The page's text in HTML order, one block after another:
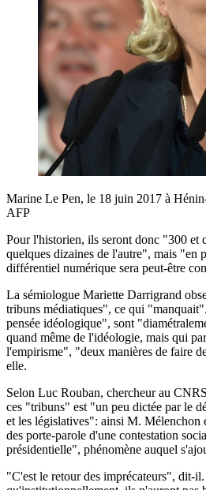
Marine Le Pen, le 18 juin 2017 à
AFP
Pour l'historien, ils seront donc "300 et
quelques dizaines de l'autre", mais "en
différentiel numérique sera peut-être
La sémiologue Mariette Darrigrand
tribuns médiatiques", ce qui
pensée idéologique", sont
quand même de l'idéologie, mais qui
l'empirisme", "deux manières de faire
elle.
Selon Luc Rouban, chercheur au
ces "tribuns" est "un peu dictée par le
et les législatives": ainsi M. Mélenchon
des porte-parole d'une contestation
présidentielle", phénomène auquel
"C'est le retour des imprécateurs", dit-